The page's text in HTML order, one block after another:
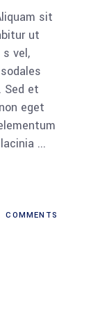
sit
ut
vel,
et
eget
COMMENTS